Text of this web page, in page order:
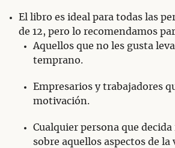
El libro es ideal para todas las
de 12, pero lo recomendamos
Aquellos que no les gusta
temprano.
Empresarios y trabajadores
motivación.
Cualquier persona que
sobre aquellos aspectos de la